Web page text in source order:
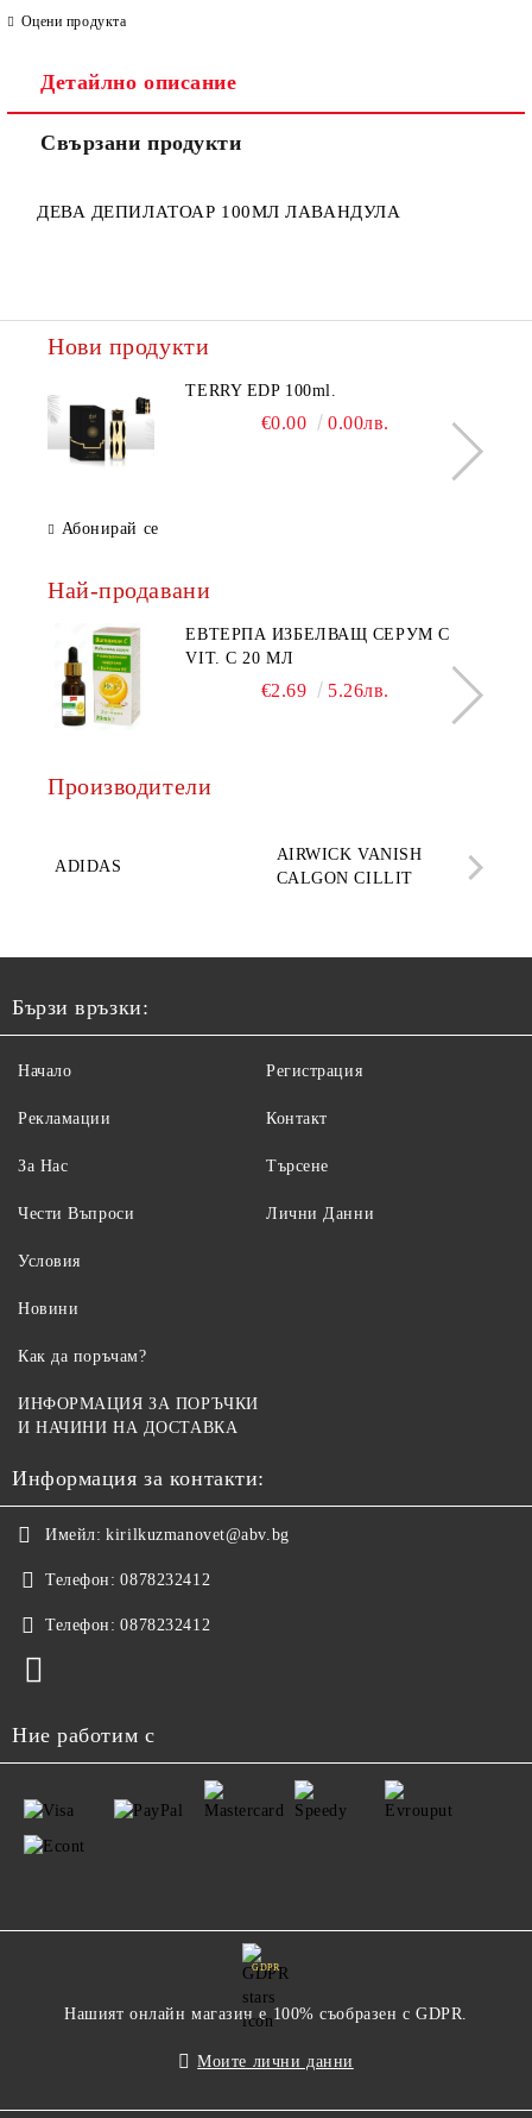
Ние ще се свържем с вас в рамките на работния ден.
Оцени продукта
Детайлно описание
Свързани продукти
ДЕВА ДЕПИЛАТОАР 100МЛ ЛАВАНДУЛА
Нови продукти
TERRY EDP 100ml.
€0.00 0.00лв.
Абонирай се
Най-продавани
ЕВТЕРПА ИЗБЕЛВАЩ СЕРУМ С
VIT. C 20 МЛ
€2.69 5.26лв.
Производители
ADIDAS
AIRWICK VANISH
CALGON CILLIT
Бързи връзки:
Начало
Рекламации
За Нас
Чести Въпроси
Регистрация
Контакт
Търсене
Лични Данни
Условия
Новини
Как да поръчам?
ИНФОРМАЦИЯ ЗА ПОРЪЧКИ
И НАЧИНИ НА ДОСТАВКА
Информация за контакти:
Имейл: kirilkuzmanovet@abv.bg
Телефон: 0878232412
Телефон: 0878232412
Ние работим с
GDPR
Нашият онлайн магазин е 100% съобразен с GDPR.
Моите лични данни